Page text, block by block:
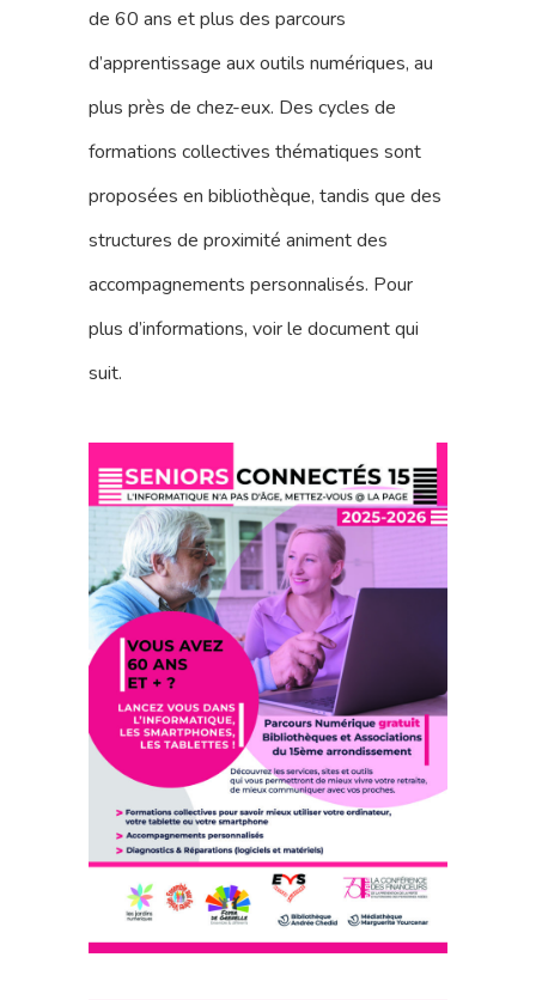
de 60 ans et plus des parcours
d’apprentissage aux outils numériques, au
plus près de chez-eux. Des cycles de
formations collectives thématiques sont
proposées en bibliothèque, tandis que des
structures de proximité animent des
accompagnements personnalisés. Pour
plus d’informations, voir le document qui
suit.
Blog
Bénévolat
Réservation De
Contact